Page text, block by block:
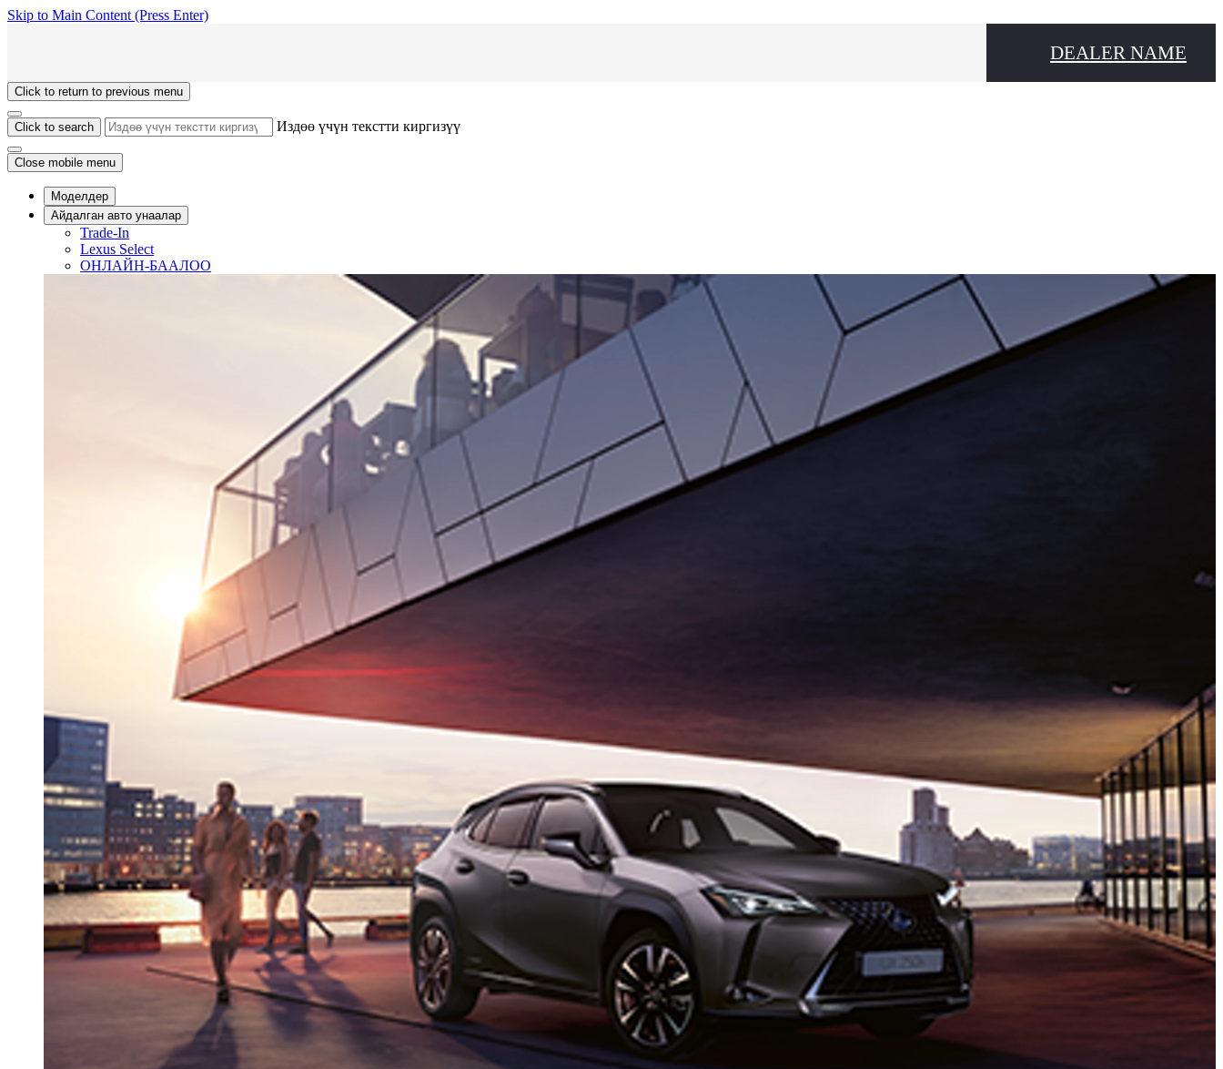
Skip to Main Content (Press Enter)
DEALER NAME
Click to return to previous menu
Click to search Издөө үчүн текстти киргизүү
Close mobile menu
Моделдер
Айдалган авто унаалар
Trade-In
Lexus Select
ОНЛАЙН-БААЛОО